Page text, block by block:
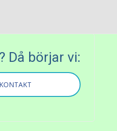
Då börjar vi: